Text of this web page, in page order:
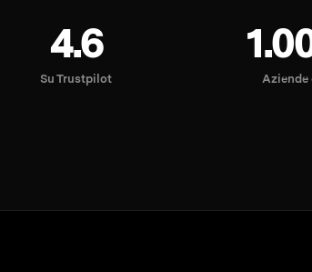
4.6
Su Trustpilot Aziende